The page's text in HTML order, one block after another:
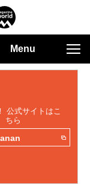
Menu
公式サイトはこ
ちら
anan